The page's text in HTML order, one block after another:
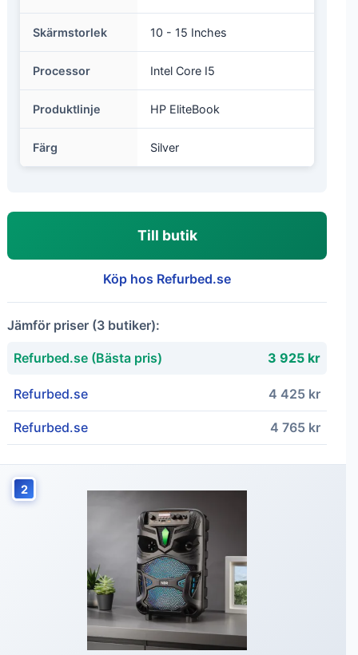
Skärmstorlek 10 - 15 Inches
Processor Intel Core I5
Produktlinje HP EliteBook
Färg Silver
Till butik
Köp hos Refurbed.se
Jämför priser (3 butiker):
Refurbed.se (Bästa pris) 3 925 kr
Refurbed.se 4 425 kr
Refurbed.se 4 765 kr
2